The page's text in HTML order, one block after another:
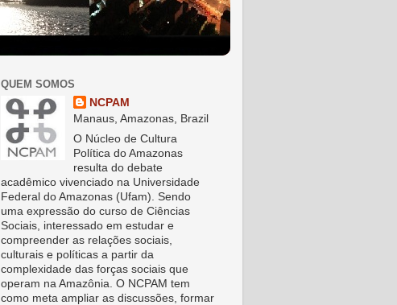
QUEM SOMOS
NCPAM
Manaus, Amazonas, Brazil
O Núcleo de Cultura
Política do Amazonas
resulta do debate
acadêmico vivenciado na Universidade
Federal do Amazonas (Ufam). Sendo
uma expressão do curso de Ciências
Sociais, interessado em estudar e
compreender as relações sociais,
culturais e políticas a partir da
complexidade das forças sociais que
operam na Amazônia. O NCPAM tem
como meta ampliar as discussões, formar